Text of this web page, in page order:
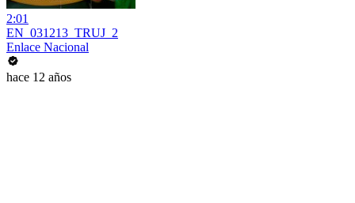
2:01
EN_031213_TRUJ_2
Enlace Nacional
hace 12 años